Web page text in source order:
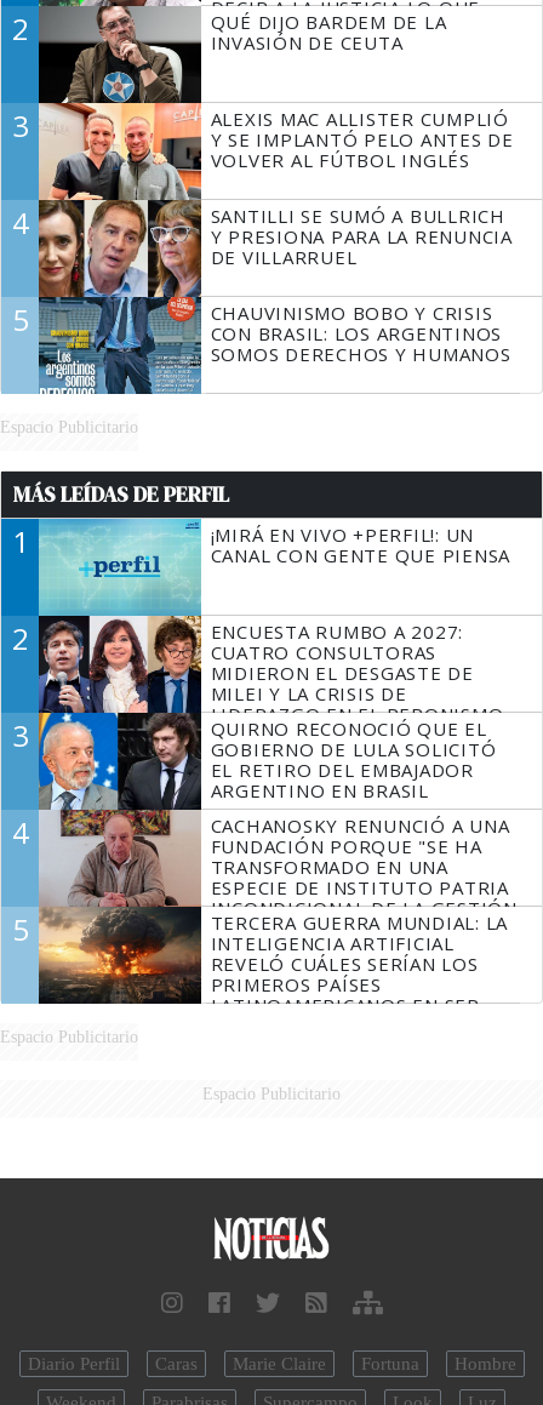
DECIR A LA JUSTICIA LO QUE
TIENE QUE HACER"
2
QUÉ DIJO BARDEM DE LA
INVASIÓN DE CEUTA
3
ALEXIS MAC ALLISTER CUMPLIÓ
Y SE IMPLANTÓ PELO ANTES DE
VOLVER AL FÚTBOL INGLÉS
4
SANTILLI SE SUMÓ A BULLRICH
Y PRESIONA PARA LA RENUNCIA
DE VILLARRUEL
5
CHAUVINISMO BOBO Y CRISIS
CON BRASIL: LOS ARGENTINOS
SOMOS DERECHOS Y HUMANOS
Espacio Publicitario
MÁS LEÍDAS DE PERFIL
1
¡MIRÁ EN VIVO +PERFIL!: UN
CANAL CON GENTE QUE PIENSA
2
ENCUESTA RUMBO A 2027:
CUATRO CONSULTORAS
MIDIERON EL DESGASTE DE
MILEI Y LA CRISIS DE
LIDERAZGO EN EL PERONISMO
3
QUIRNO RECONOCIÓ QUE EL
GOBIERNO DE LULA SOLICITÓ
EL RETIRO DEL EMBAJADOR
ARGENTINO EN BRASIL
4
CACHANOSKY RENUNCIÓ A UNA
FUNDACIÓN PORQUE "SE HA
TRANSFORMADO EN UNA
ESPECIE DE INSTITUTO PATRIA
INCONDICIONAL DE LA GESTIÓN
DE MILEI"
5
TERCERA GUERRA MUNDIAL: LA
INTELIGENCIA ARTIFICIAL
REVELÓ CUÁLES SERÍAN LOS
PRIMEROS PAÍSES
LATINOAMERICANOS EN SER
Espacio Publicitario
Espacio Publicitario
Diario Perfil Caras Marie Claire Fortuna
Hombre